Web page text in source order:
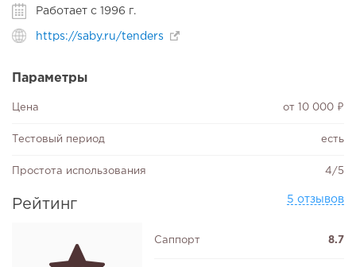
Работает с 1996 г.
https://saby.ru/tenders
Параметры
Цена от 10 000 ₽
Тестовый период есть
Простота использования 4/5
Рейтинг 5 отзывов
Саппорт 8.7